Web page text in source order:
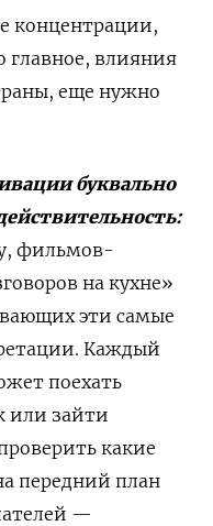
концентрации,
главное, влияния
еще нужно
буквально
фильмов-
на кухне»
эти самые
Каждый
поехать
или зайти
какие
передний план
—